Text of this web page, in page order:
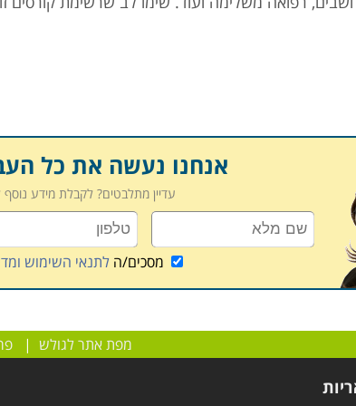
אנחנו נעשה את כל
עדיין מתלבטים? לקבלת מידע
מסכים/הלתנאי השימוש
מפת אתר לגולש |